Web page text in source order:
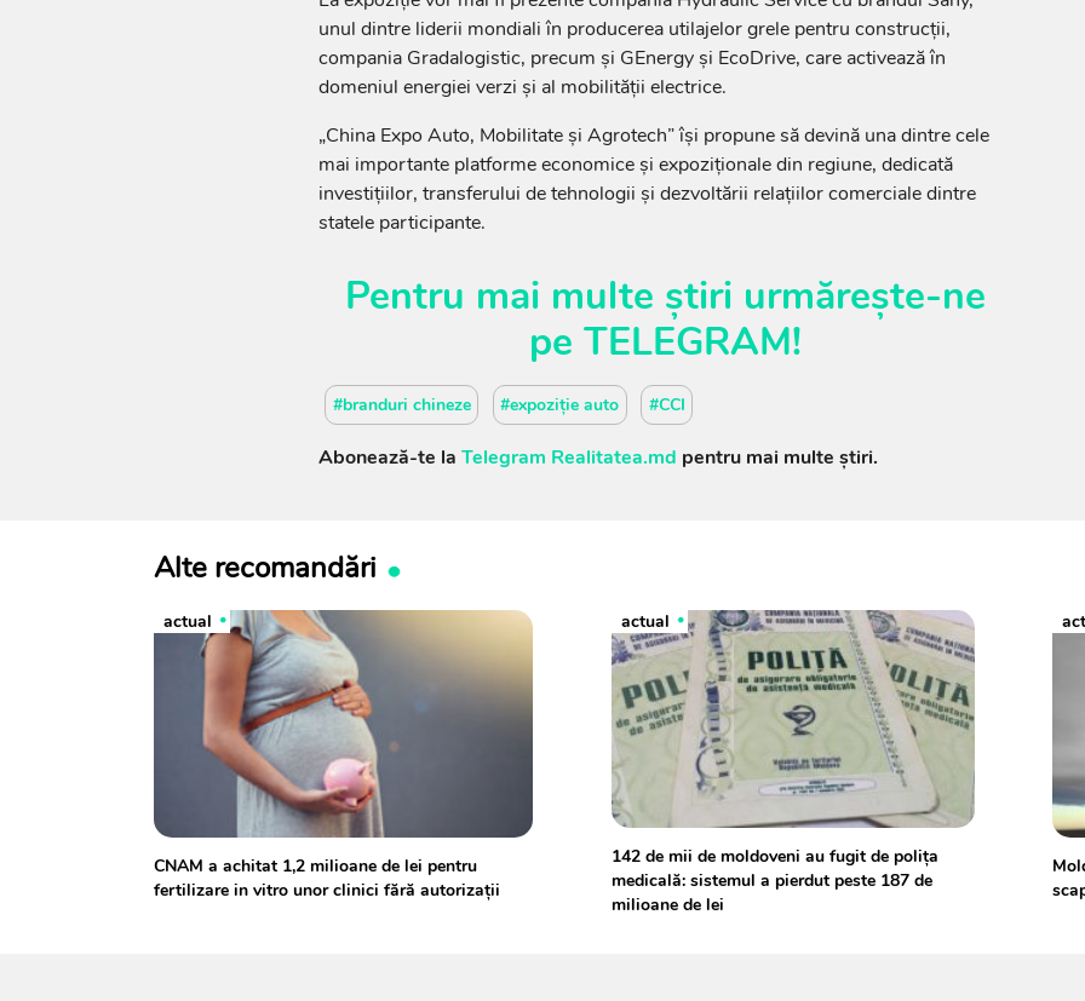
unul dintre liderii mondiali în producerea utilajelor grele pentru construcții,
compania Gradalogistic, precum și GEnergy și EcoDrive, care activează în
domeniul energiei verzi și al mobilității electrice.
„China Expo Auto, Mobilitate și Agrotech” își propune să devină una dintre cele
mai importante platforme economice și expoziționale din regiune, dedicată
investițiilor, transferului de tehnologii și dezvoltării relațiilor comerciale dintre
statele participante.
Pentru mai multe știri urmărește-ne
pe TELEGRAM!
#branduri chineze #expoziție auto #CCI
Abonează-te la Telegram Realitatea.md pentru mai multe știri.
Alte recomandări
actual
CNAM a achitat 1,2 milioane de lei pentru
fertilizare in vitro unor clinici fără autorizații
actual
142 de mii de moldoveni au fugit de polița
medicală: sistemul a pierdut peste 187 de
milioane de lei